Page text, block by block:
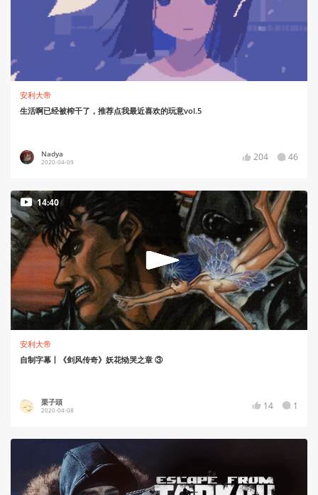
安利大帝
生活啊已经被榨干了，推荐点我最近喜欢的玩意vol.5
Nadya
2020-04-09 204 46
14:40
安利大帝
自制字幕丨《剑风传奇》妖花恸哭之章 ③
栗子頭
2020-04-08 14 1